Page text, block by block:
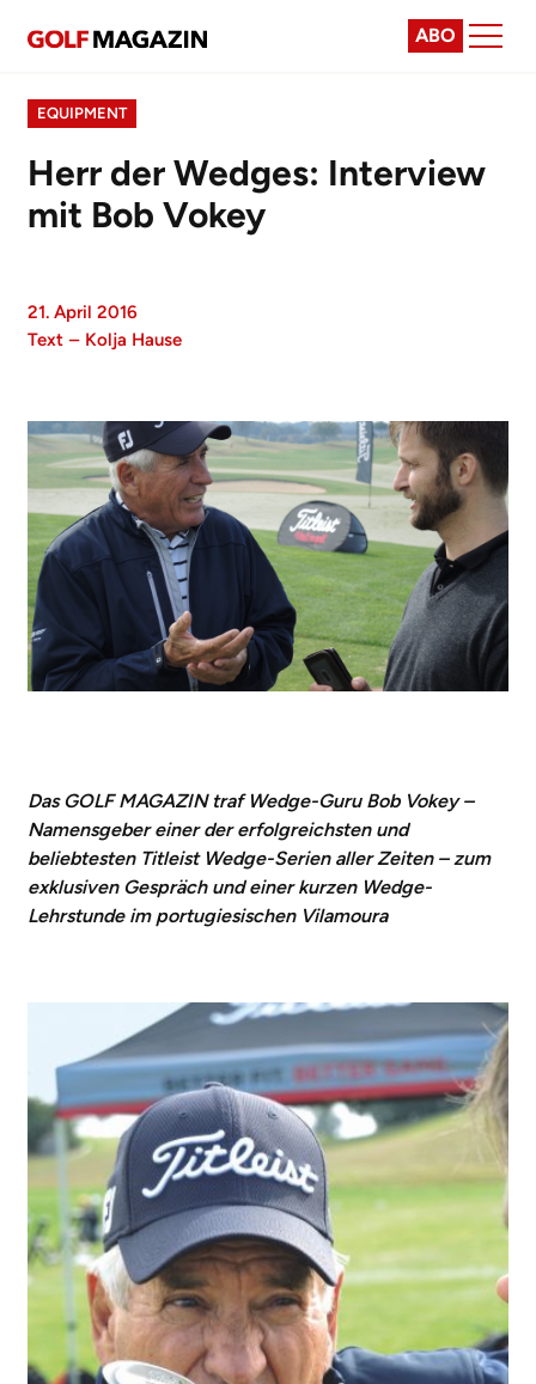
ABO
EQUIPMENT
Herr der Wedges: Interview
mit Bob Vokey
21. April 2016
Text – Kolja Hause
Das GOLF MAGAZIN traf Wedge-Guru Bob Vokey –
Namensgeber einer der erfolgreichsten und
beliebtesten Titleist Wedge-Serien aller Zeiten – zum
exklusiven Gespräch und einer kurzen Wedge-
Lehrstunde im portugiesischen Vilamoura